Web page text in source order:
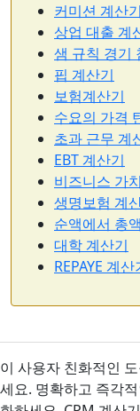
커미션 계산기
상업 대출 계
샘 규칙 경기
핍 계산기
보험계산기
수요의 가격
초과 근무 계
EBT 계산기
비즈니스 가
생명보험 계
순액에서 총
대학 계산기
REPAYE 계산
이 사용자 친화적인
세요. 명확하고 즉각